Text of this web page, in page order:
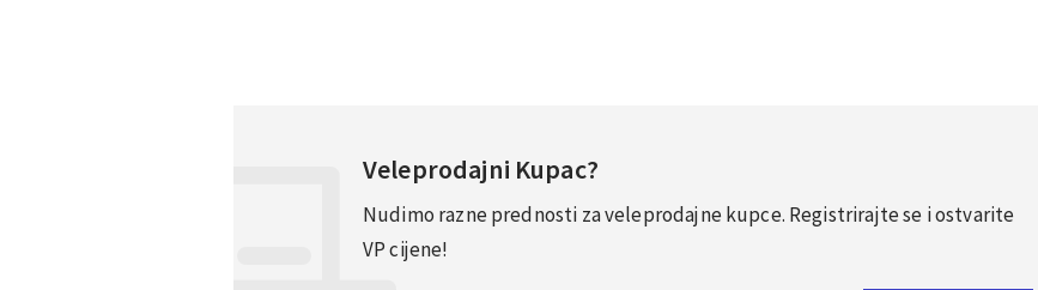
Veleprodajni Kupac?
Nudimo razne prednosti za veleprodajne kupce. Registrirajte se i ostvarite
VP cijene!